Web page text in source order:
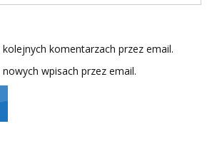
komentarzach przez email.
wpisach przez email.